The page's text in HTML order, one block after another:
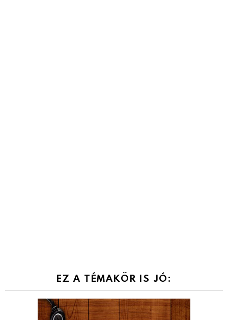
EZ A TÉMAKÖR IS JÓ: